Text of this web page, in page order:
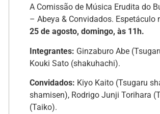
A Comissão de Música Erudita do
– Abeya & Convidados.
25 de agosto, domingo, às 11h.
Integrantes: Ginzaburo Abe
Kouki Sato (shakuhachi).
Convidados: Kiyo Kaito (Tsugaru
shamisen), Rodrigo Junji Torihara
(Taiko).